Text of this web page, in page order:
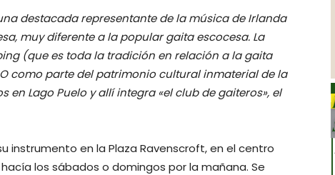
destacada representante de la música de Irlanda
muy diferente a la popular gaita escocesa. La
(que es toda la tradición en relación a la gaita
como parte del patrimonio cultural inmaterial de la
en Lago Puelo y allí integra «el club de gaiteros», el
instrumento en la Plaza Ravenscroft, en el centro
los sábados o domingos por la mañana. Se